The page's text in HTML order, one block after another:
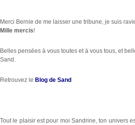
Merci Bernie de me laisser une tribune, je suis
Mille mercis!
Belles pensées à vous toutes et à vous tous, et
Sand.
Retrouvez le Blog de Sand
Tout le plaisir est pour moi Sandrine, ton univers